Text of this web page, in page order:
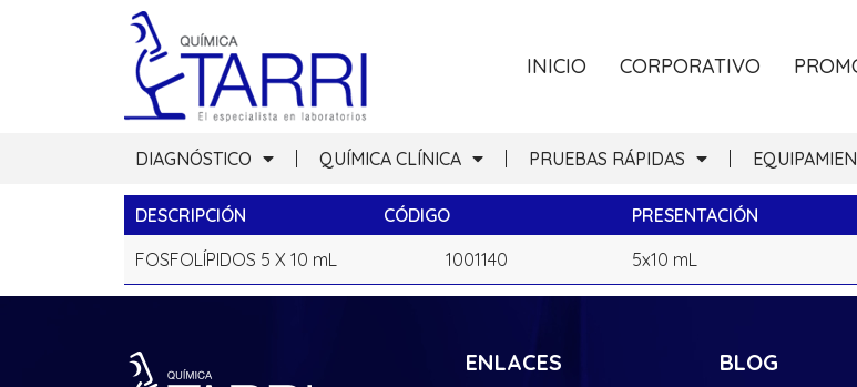
INICIO CORPORATIVO
DIAGNÓSTICO QUÍMICA CLÍNICA PRUEBAS RÁPIDAS
DESCRIPCIÓN CÓDIGO PRESENTACIÓN
FOSFOLÍPIDOS 5 X 10 mL
1001140 5x10 mL
ENLACES BLOG